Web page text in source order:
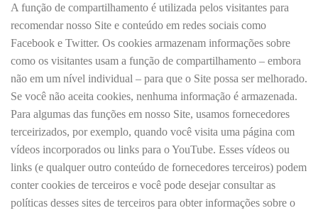
A função de compartilhamento é utilizada pelos visitantes para
recomendar nosso Site e conteúdo em redes sociais como
Facebook e Twitter. Os cookies armazenam informações sobre
como os visitantes usam a função de compartilhamento – embora
não em um nível individual – para que o Site possa ser melhorado.
Se você não aceita cookies, nenhuma informação é armazenada.
Para algumas das funções em nosso Site, usamos fornecedores
terceirizados, por exemplo, quando você visita uma página com
vídeos incorporados ou links para o YouTube. Esses vídeos ou
links (e qualquer outro conteúdo de fornecedores terceiros) podem
conter cookies de terceiros e você pode desejar consultar as
políticas desses sites de terceiros para obter informações sobre o